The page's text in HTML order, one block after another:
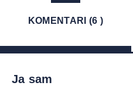
KOMENTARI (6 )
Ja sam